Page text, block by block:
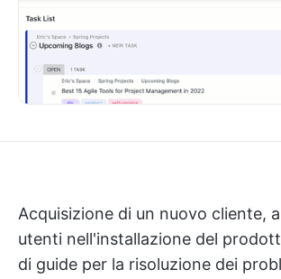
Acquisizione di un nuovo cliente,
utenti nell'installazione del
di guide per la risoluzione dei